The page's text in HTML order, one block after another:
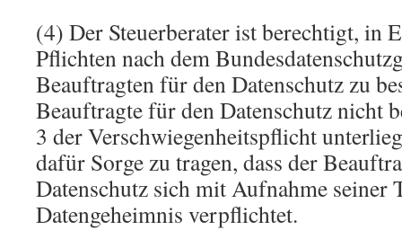
(4) Der Steuerberater ist berechtigt, in
Pflichten nach dem
Beauftragten für den Datenschutz zu
Beauftragte für den Datenschutz nicht
3 der Verschwiegenheitspflicht
dafür Sorge zu tragen, dass der
Datenschutz sich mit Aufnahme seiner
Datengeheimnis verpflichtet.